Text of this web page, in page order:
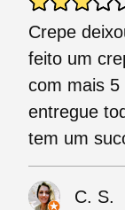
Crepe
feito um
com mais
entregue
tem um
C. S.